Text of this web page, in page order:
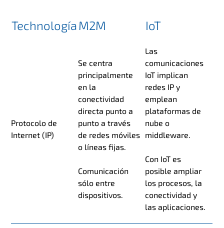
Technología M2M IoT
Protocolo de
Internet (IP)
Se centra
principalmente
en la
conectividad
directa punto a
punto a través
de redes móviles
o líneas fijas.
Comunicación
sólo entre
dispositivos.
Las
comunicaciones
IoT implican
redes IP y
emplean
plataformas de
nube o
middleware.
Con IoT es
posible ampliar
los procesos, la
conectividad y
las aplicaciones.